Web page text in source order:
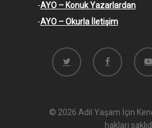
-AYO – Konuk Yazarlardan
-AYO – Okurla İletişim
twitter facebook
© 2026 Adil Yaşam İçin
hakları